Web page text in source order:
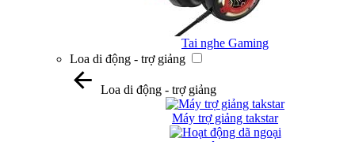
Tai nghe Gaming
Loa di động - trợ giảng
Loa di động - trợ giảng
Máy trợ giảng takstar